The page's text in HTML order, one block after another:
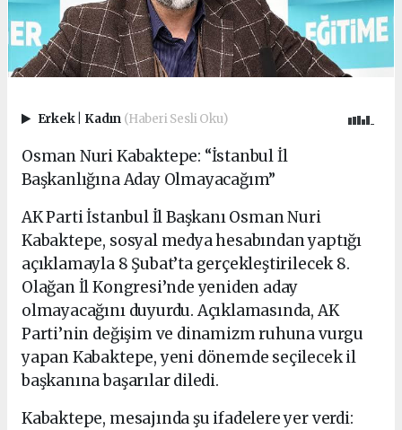
Erkek Kadın (Haberi Sesli Oku)
Osman Nuri Kabaktepe: “İstanbul İl
Başkanlığına Aday Olmayacağım”
AK Parti İstanbul İl Başkanı Osman Nuri
Kabaktepe, sosyal medya hesabından yaptığı
açıklamayla 8 Şubat’ta gerçekleştirilecek 8.
Olağan İl Kongresi’nde yeniden aday
olmayacağını duyurdu. Açıklamasında, AK
Parti’nin değişim ve dinamizm ruhuna vurgu
yapan Kabaktepe, yeni dönemde seçilecek il
başkanına başarılar diledi.
Kabaktepe, mesajında şu ifadelere yer verdi: